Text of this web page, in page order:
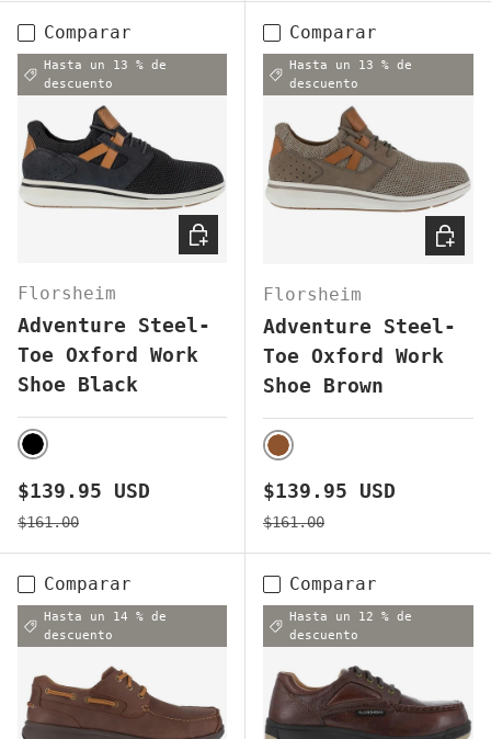
Comparar
Hasta un 13 % de
descuento
Florsheim
Adventure Steel-
Toe Oxford Work
Shoe Black
BLACK
Precio de venta
$139.95 USD
Precio normal
$161.00
ELEGIR OPCIONES
Comparar
Hasta un 13 % de
descuento
Florsheim
Adventure Steel-
Toe Oxford Work
Shoe Brown
BROWN
Precio de venta
$139.95 USD
Precio normal
$161.00
Comparar
Hasta un 14 % de
descuento
Comparar
Hasta un 12 % de
descuento